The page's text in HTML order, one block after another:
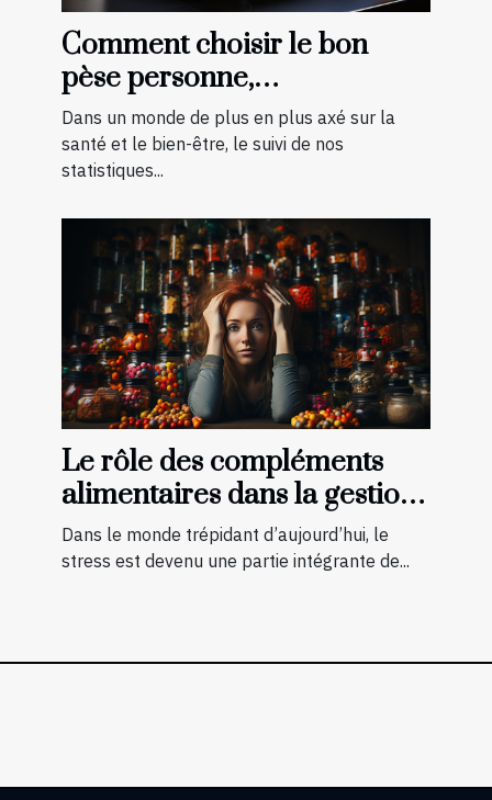
Comment choisir le bon
pèse personne,
impédancemètre et balance
pour vos besoins
Dans un monde de plus en plus axé sur la
santé et le bien-être, le suivi de nos
statistiques...
Le rôle des compléments
alimentaires dans la gestion
du stress
Dans le monde trépidant d’aujourd’hui, le
stress est devenu une partie intégrante de...